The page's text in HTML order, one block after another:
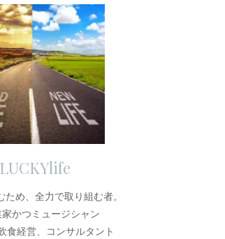
LUCKYlife
ため、全力で取り組む者。
家かつミュージシャン
食経営、コンサルタント